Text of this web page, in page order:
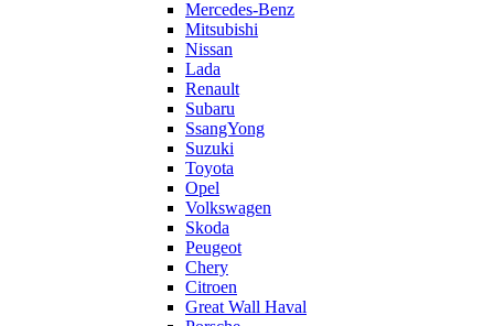
Mercedes-Benz
Mitsubishi
Nissan
Lada
Renault
Subaru
SsangYong
Suzuki
Toyota
Opel
Volkswagen
Skoda
Peugeot
Chery
Citroen
Great Wall Haval